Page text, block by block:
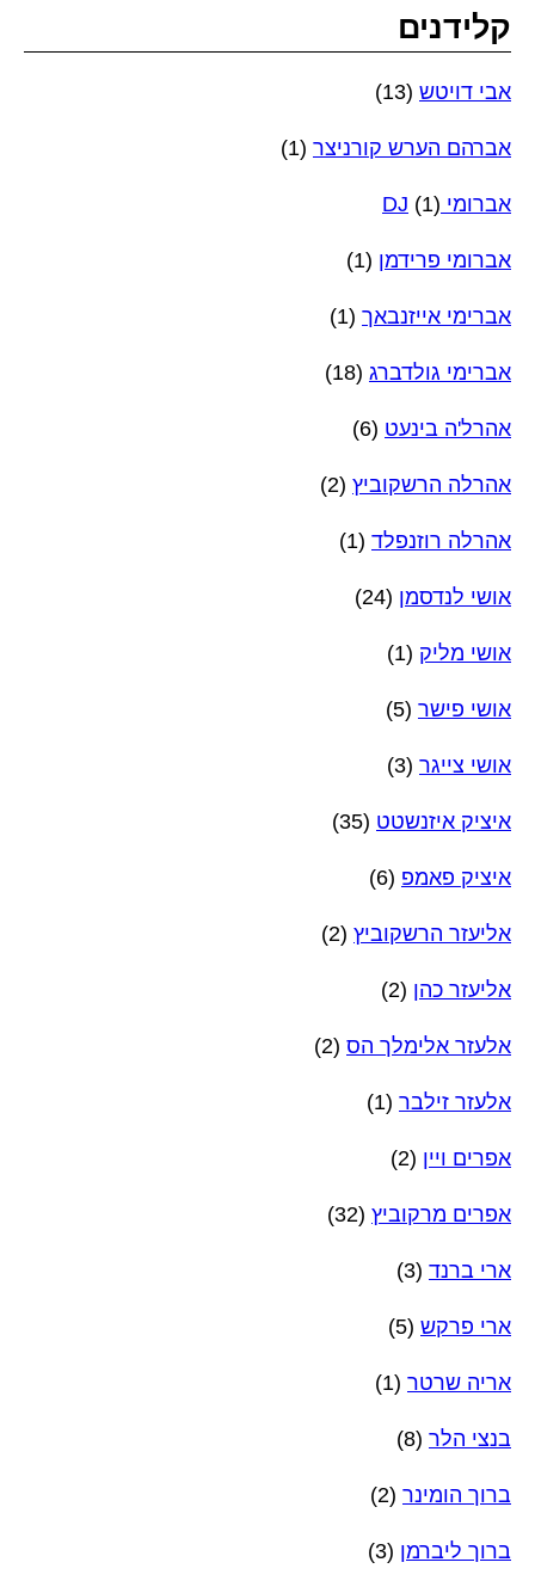
קלידנים
אבי דויטש (13)
אברהם הערש קורניצר (1)
אברומי DJ (1)
אברומי פרידמן (1)
אברימי אייזנבאך (1)
אברימי גולדברג (18)
אהרל'ה בינעט (6)
אהרלה הרשקוביץ (2)
אהרלה רוזנפלד (1)
אושי לנדסמן (24)
אושי מליק (1)
אושי פישר (5)
אושי צייגר (3)
איציק איזנשטט (35)
איציק פאמפ (6)
אליעזר הרשקוביץ (2)
אליעזר כהן (2)
אלעזר אלימלך הס (2)
אלעזר זילבר (1)
אפרים ויין (2)
אפרים מרקוביץ (32)
ארי ברנד (3)
ארי פרקש (5)
אריה שרטר (1)
בנצי הלר (8)
ברוך הומינר (2)
ברוך ליברמן (3)